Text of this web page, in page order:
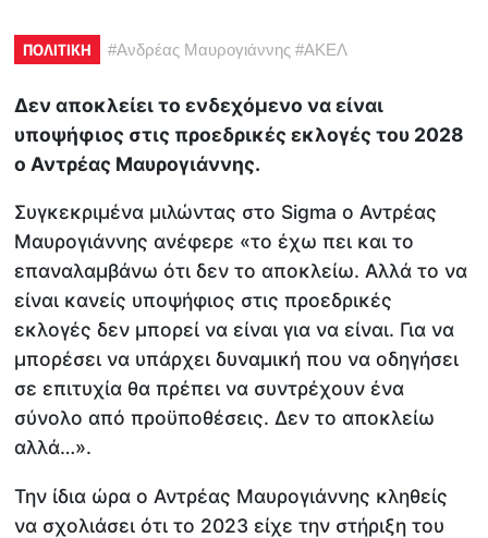
ΠΟΛΙΤΙΚΗ #Ανδρέας Μαυρογιάννης #ΑΚΕΛ
Δεν αποκλείει το ενδεχόμενο να είναι
υποψήφιος στις προεδρικές εκλογές του 2028
ο Αντρέας Μαυρογιάννης.
Συγκεκριμένα μιλώντας στο Sigma ο Αντρέας
Μαυρογιάννης ανέφερε «το έχω πει και το
επαναλαμβάνω ότι δεν το αποκλείω. Αλλά το να
είναι κανείς υποψήφιος στις προεδρικές
εκλογές δεν μπορεί να είναι για να είναι. Για να
μπορέσει να υπάρχει δυναμική που να οδηγήσει
σε επιτυχία θα πρέπει να συντρέχουν ένα
σύνολο από προϋποθέσεις. Δεν το αποκλείω
αλλά…».
Την ίδια ώρα ο Αντρέας Μαυρογιάννης κληθείς
να σχολιάσει ότι το 2023 είχε την στήριξη του